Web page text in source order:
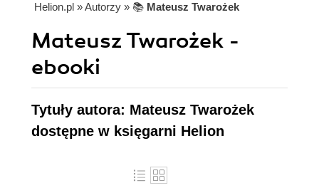
Helion.pl » Autorzy » 📚 Mateusz Twarożek
Mateusz Twarożek -
ebooki
Tytuły autora: Mateusz Twarożek
dostępne w księgarni Helion